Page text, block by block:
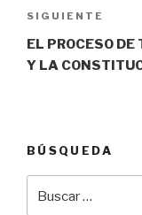
Siguiente
entrada
SIGUIENTE
EL PROCESO
Y LA
BÚSQUEDA
por: